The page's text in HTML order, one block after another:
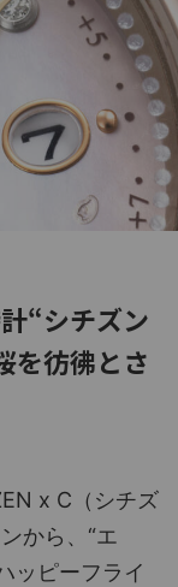
“シチズン
を彷彿とさ
x C（シチズ
から、“エ
ッピーフライ